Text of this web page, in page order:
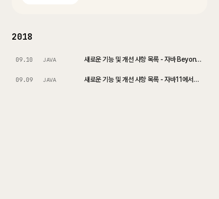
2018
09.10 JAVA 새로운 기능 및 개선 사항 목록 - 자바 Beyond에서의 변화
09.09 JAVA 새로운 기능 및 개선 사항 목록 - 자바11에서의 변화